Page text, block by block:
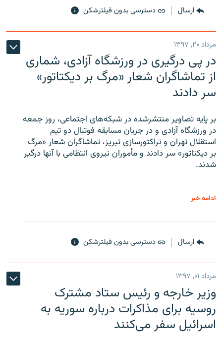
ارسال دسترسی بدون فیلترشکن
مرداد ۲۰, ۱۳۹۷
در پی درگیری در ورزشگاه آزادی، شماری
از تماشاگران شعار «مرگ بر دیکتاتور»
سر دادند
بر پایه تصاویر منتشرشده در شبکه‌های اجتماعی، روز جمعه
در ورزشگاه آزادی و در جریان مسابقه فوتبال دو تیم
استقلال تهران و تراکتورسازی تبریز، تماشاگران شعار «مرگ
بر دیکتاتور» سر دادند و مأموران نیروی انتظامی با آنها درگیر
شدند.
ادامه خبر
ارسال دسترسی بدون فیلترشکن
مرداد ۰۱, ۱۳۹۷
وزیر خارجه و رئیس‌ ستاد مشترک
روسیه برای مذاکرات درباره سوریه به
اسرائیل سفر می‌کنند